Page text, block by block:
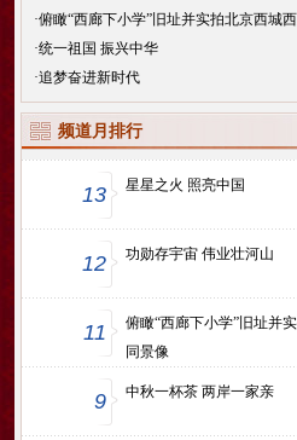
·俯瞰“西廊下小学”旧址并实拍北京西城
·统一祖国 振兴中华
·追梦奋进新时代
频道月排行
13 星星之火 照亮中国
12 功勋存宇宙 伟业壮河山
11
俯瞰“西廊下小学”旧址并
同景像
9 中秋一杯茶 两岸一家亲